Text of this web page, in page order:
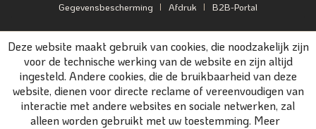
Gegevensbescherming
Afdruk B2B-Portal
Deze website maakt gebruik van cookies, die noodzakelijk zijn
voor de technische werking van de website en zijn altijd
ingesteld. Andere cookies, die de bruikbaarheid van deze
website, dienen voor directe reclame of vereenvoudigen van
interactie met andere websites en sociale netwerken, zal
alleen worden gebruikt met uw toestemming. Meer